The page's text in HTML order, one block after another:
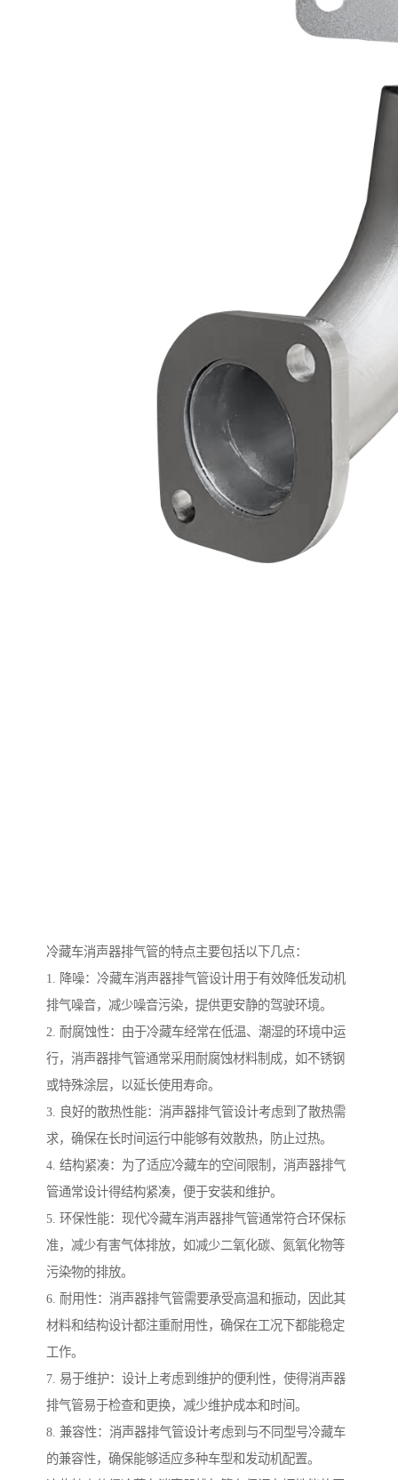
冷藏车消声器排气管的特点主要包括以下几点：
1. 降噪：冷藏车消声器排气管设计用于有效降低发动机
排气噪音，减少噪音污染，提供更安静的驾驶环境。
2. 耐腐蚀性：由于冷藏车经常在低温、潮湿的环境中运
行，消声器排气管通常采用耐腐蚀材料制成，如不锈钢
或特殊涂层，以延长使用寿命。
3. 良好的散热性能：消声器排气管设计考虑到了散热需
求，确保在长时间运行中能够有效散热，防止过热。
4. 结构紧凑：为了适应冷藏车的空间限制，消声器排气
管通常设计得结构紧凑，便于安装和维护。
5. 环保性能：现代冷藏车消声器排气管通常符合环保标
准，减少有害气体排放，如减少二氧化碳、氮氧化物等
污染物的排放。
6. 耐用性：消声器排气管需要承受高温和振动，因此其
材料和结构设计都注重耐用性，确保在工况下都能稳定
工作。
7. 易于维护：设计上考虑到维护的便利性，使得消声器
排气管易于检查和更换，减少维护成本和时间。
8. 兼容性：消声器排气管设计考虑到与不同型号冷藏车
的兼容性，确保能够适应多种车型和发动机配置。